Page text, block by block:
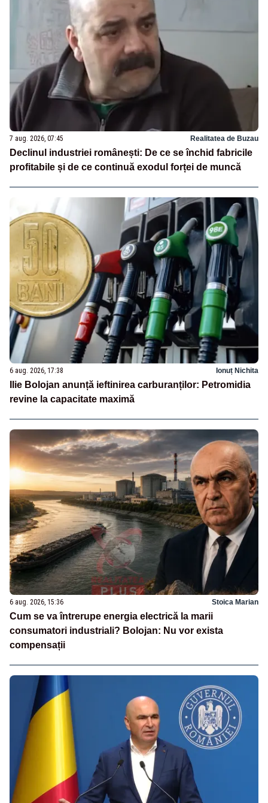
7 aug. 2026, 07:45 Realitatea de Buzau
Declinul industriei românești: De ce se închid fabricile
profitabile și de ce continuă exodul forței de muncă
6 aug. 2026, 17:38 Ionuț Nichita
Ilie Bolojan anunță ieftinirea carburanților: Petromidia
revine la capacitate maximă
6 aug. 2026, 15:36 Stoica Marian
Cum se va întrerupe energia electrică la marii
consumatori industriali? Bolojan: Nu vor exista
compensații